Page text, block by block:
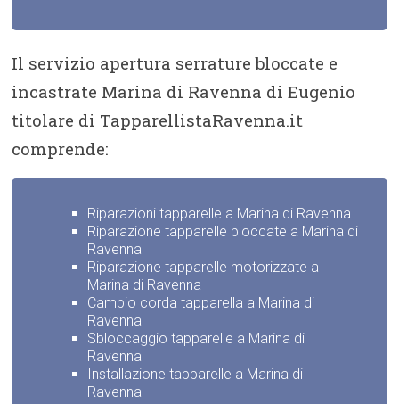
Il servizio apertura serrature bloccate e
incastrate Marina di Ravenna di Eugenio
titolare di TapparellistaRavenna.it
comprende:
Riparazioni tapparelle a Marina di Ravenna
Riparazione tapparelle bloccate a Marina di
Ravenna
Riparazione tapparelle motorizzate a
Marina di Ravenna
Cambio corda tapparella a Marina di
Ravenna
Sbloccaggio tapparelle a Marina di
Ravenna
Installazione tapparelle a Marina di
Ravenna